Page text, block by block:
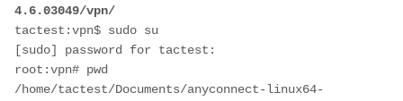
4.6.03049/vpn/
tactest:vpn$ sudo su
[sudo] password for tactest:
root:vpn# pwd
/home/tactest/Documents/anyconnect-linux64-